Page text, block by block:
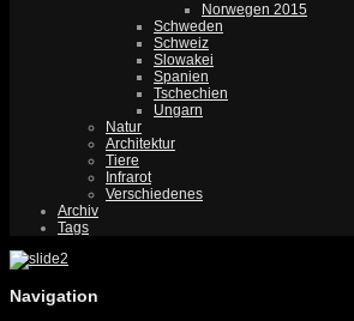
Norwegen 2015
Schweden
Schweiz
Slowakei
Spanien
Tschechien
Ungarn
Natur
Architektur
Tiere
Infrarot
Verschiedenes
Archiv
Tags
Navigation